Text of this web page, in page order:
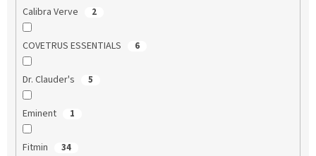
Calibra Verve 2
COVETRUS ESSENTIALS 6
Dr. Clauder's 5
Eminent 1
Fitmin 34